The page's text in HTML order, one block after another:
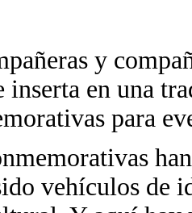
y
inserta en una
para
vehículos de